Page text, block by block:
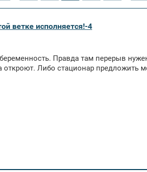
ветке исполняется!-4
Правда там перерыв
откроют. Либо стационар предложить